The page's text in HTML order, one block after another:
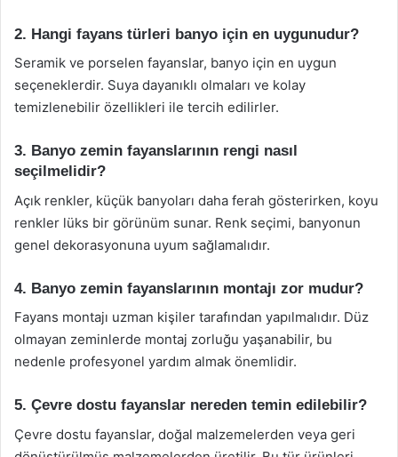
2. Hangi fayans türleri banyo için en uygunudur?
Seramik ve porselen fayanslar, banyo için en uygun
seçeneklerdir. Suya dayanıklı olmaları ve kolay
temizlenebilir özellikleri ile tercih edilirler.
3. Banyo zemin fayanslarının rengi nasıl
seçilmelidir?
Açık renkler, küçük banyoları daha ferah gösterirken, koyu
renkler lüks bir görünüm sunar. Renk seçimi, banyonun
genel dekorasyonuna uyum sağlamalıdır.
4. Banyo zemin fayanslarının montajı zor mudur?
Fayans montajı uzman kişiler tarafından yapılmalıdır. Düz
olmayan zeminlerde montaj zorluğu yaşanabilir, bu
nedenle profesyonel yardım almak önemlidir.
5. Çevre dostu fayanslar nereden temin edilebilir?
Çevre dostu fayanslar, doğal malzemelerden veya geri